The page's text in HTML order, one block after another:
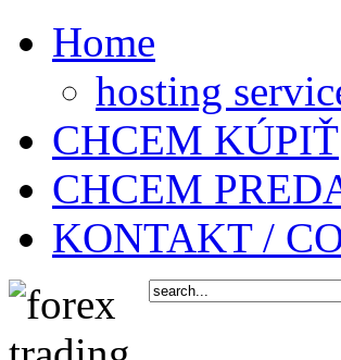
Home
hosting
CHCEM KÚPIŤ
CHCEM
KONTAKT /